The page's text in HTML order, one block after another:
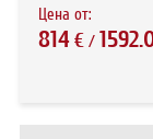
Цена от:
814€/